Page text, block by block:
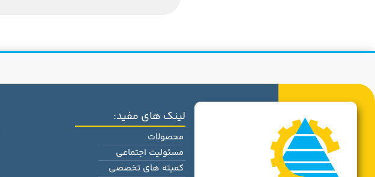
لینک های مفید:
محصولات
مسئولیت اجتماعی
کمیته های تخصصی